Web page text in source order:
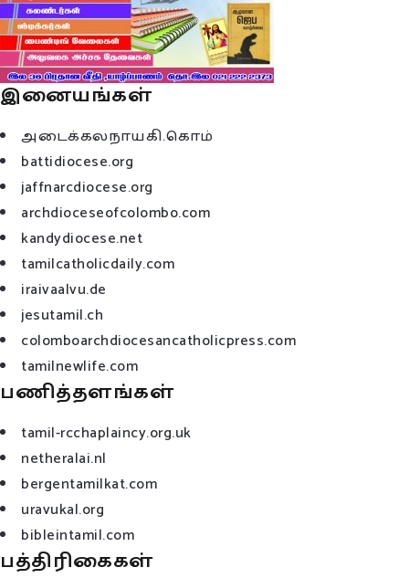
இனையங்கள்
அடைக்கலநாயகி.கொம்
battidiocese.org
jaffnarcdiocese.org
archdioceseofcolombo.com
kandydiocese.net
tamilcatholicdaily.com
iraivaalvu.de
jesutamil.ch
colomboarchdiocesancatholicpress.com
tamilnewlife.com
பணித்தளங்கள்
tamil-rcchaplaincy.org.uk
netheralai.nl
bergentamilkat.com
uravukal.org
bibleintamil.com
பத்திரிகைகள்